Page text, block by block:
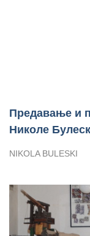
Предавање и
Николе
NIKOLA BULESKI